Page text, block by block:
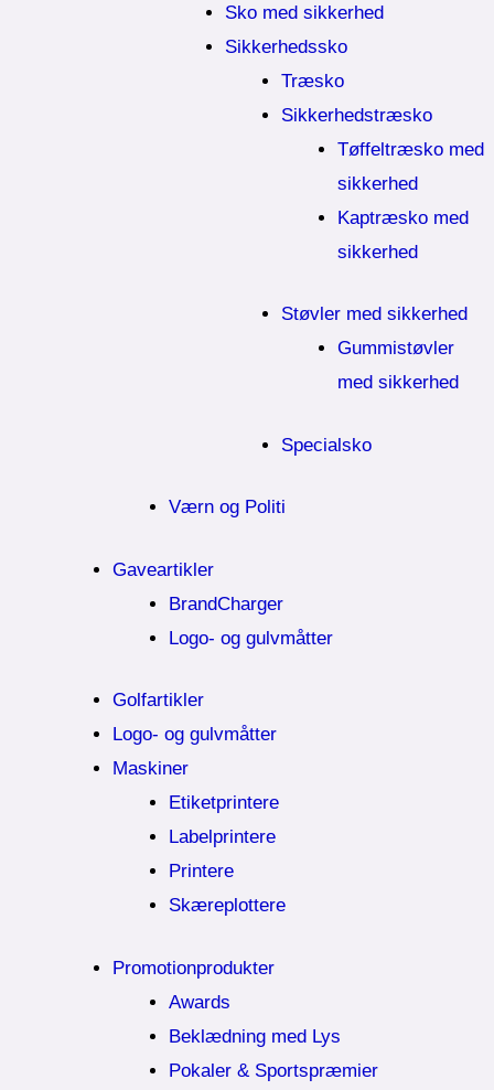
Sko med sikkerhed
Sikkerhedssko
Træsko
Sikkerhedstræsko
Tøffeltræsko med
sikkerhed
Kaptræsko med
sikkerhed
Støvler med sikkerhed
Gummistøvler
med sikkerhed
Specialsko
Værn og Politi
Gaveartikler
BrandCharger
Logo- og gulvmåtter
Golfartikler
Logo- og gulvmåtter
Maskiner
Etiketprintere
Labelprintere
Printere
Skæreplottere
Promotionprodukter
Awards
Beklædning med Lys
Pokaler & Sportspræmier